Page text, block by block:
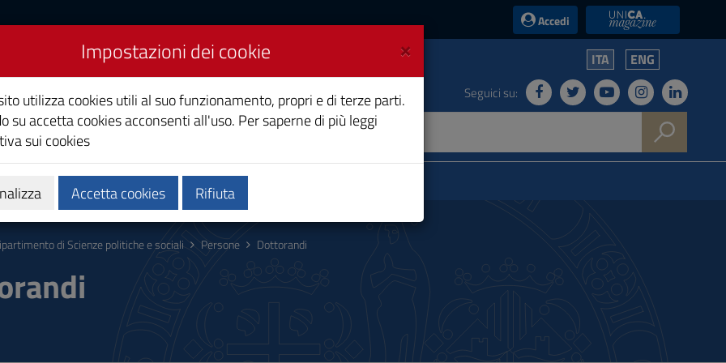
Accedi UniCA News
politiche e sociali
ITA ENG
Seguici su:
Persone Iniziativa 2025: Riforma(r)eFamiglia50
di Scienze politiche e sociali Persone Dottorandi
×
Impostazioni dei cookie
utilizza cookies utili al suo funzionamento, propri e di terze parti.
su accetta cookies acconsenti all'uso. Per saperne di più leggi
sui cookies
Accetta cookies Rifiuta